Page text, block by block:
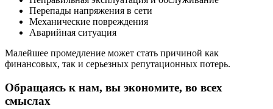
Перепады напряжения в сети
Механические повреждения
Аварийная ситуация
Малейшее промедление может стать причиной как
финансовых, так и серьезных репутационных потерь.
Обращаясь к нам, вы экономите, во всех
смыслах